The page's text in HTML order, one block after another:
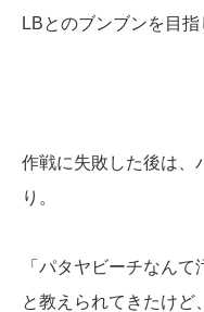
LBとのブンブンを目指
作戦に失敗した後は、
り。
「パタヤビーチなんて
と教えられてきたけど